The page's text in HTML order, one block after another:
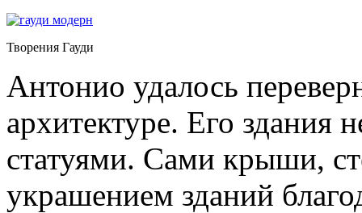
Творения Гауди
Антонио удалось
архитектуре. Его здания
статуями. Сами крыши,
украшением зданий